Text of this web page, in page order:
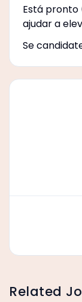
Está pronto
ajudar a
Se
Related